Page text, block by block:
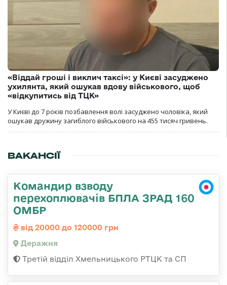
«Віддай гроші і виклич таксі»: у Києві засуджено
ухилянта, який ошукав вдову військового, щоб
«відкупитись від ТЦК»
У Києві до 7 років позбавлення волі засуджено чоловіка, який
ошукав дружину загиблого військового на 455 тисяч гривень.
ВАКАНСІЇ
Командир взводу
перехоплювачів БПЛА ЗРАД 160
ОМБР
від 20000 до 120000 грн
Деражня
Третій відділ Хмельницького РТЦК та СП